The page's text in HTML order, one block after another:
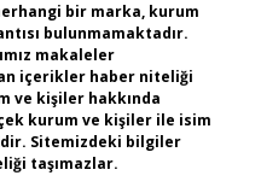
bir marka, kurum
bulunmamaktadır.
makaleler
içerikler haber niteliği
ve kişiler hakkında
kurum ve kişiler ile isim
Sitemizdeki bilgiler
taşımazlar.